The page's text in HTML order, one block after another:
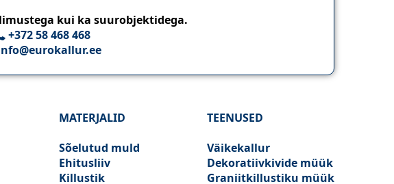
kui ka suurobjektidega.
+372 58 468 468
MATERJALID
Sõelutud muld
Ehitusliiv
Killustik
TEENUSED
Väikekallur
Dekoratiivkivide müük
Graniitkillustiku müük